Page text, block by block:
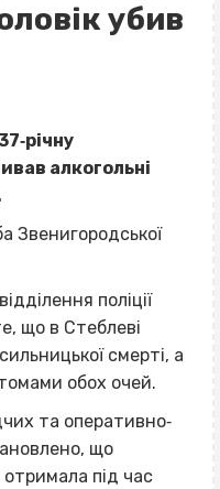
убив
алкогольні
Звенигородської
поліції
що в Стеблеві
смерті, а
обох очей.
та оперативно‐
що
під час